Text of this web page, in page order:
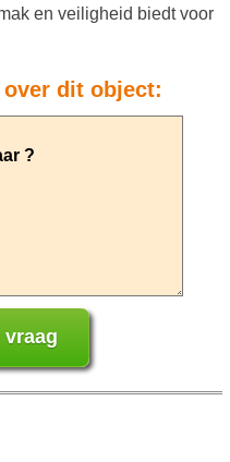
en veiligheid biedt voor
dit object: